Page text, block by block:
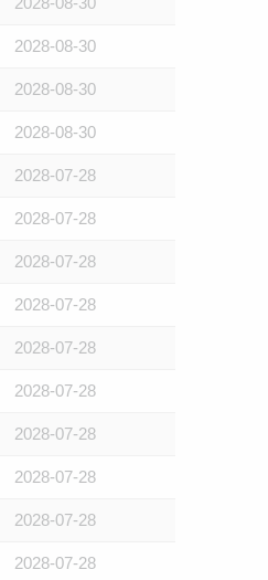
2028-08-30
2028-08-30
2028-08-30
2028-07-28
2028-07-28
2028-07-28
2028-07-28
2028-07-28
2028-07-28
2028-07-28
2028-07-28
2028-07-28
2028-07-28